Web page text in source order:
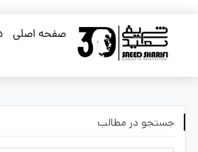
صفحه اصلی
جستجو در مطالب